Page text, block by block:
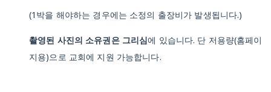
(1박을 해야하는 경우에는 소정의 출장비가 발생됩니다.)
촬영된 사진의 소유권은 그리심에 있습니다. 단 저용량(홈페이
지용)으로 교회에 지원 가능합니다.